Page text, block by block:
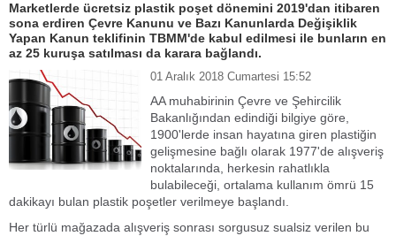
Marketlerde ücretsiz plastik poşet dönemini 2019'dan itibaren
sona erdiren Çevre Kanunu ve Bazı Kanunlarda Değişiklik
Yapan Kanun teklifinin TBMM'de kabul edilmesi ile bunların en
az 25 kuruşa satılması da karara bağlandı.
01 Aralık 2018 Cumartesi 15:52
AA muhabirinin Çevre ve Şehircilik
Bakanlığından edindiği bilgiye göre,
1900'lerde insan hayatına giren plastiğin
gelişmesine bağlı olarak 1977'de alışveriş
noktalarında, herkesin rahatlıkla
bulabileceği, ortalama kullanım ömrü 15
dakikayı bulan plastik poşetler verilmeye başlandı.
Her türlü mağazada alışveriş sonrası sorgusuz sualsiz verilen bu